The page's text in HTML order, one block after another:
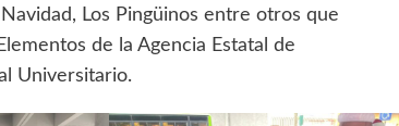
Los Pingüinos entre otros que
de la Agencia Estatal de
Universitario.